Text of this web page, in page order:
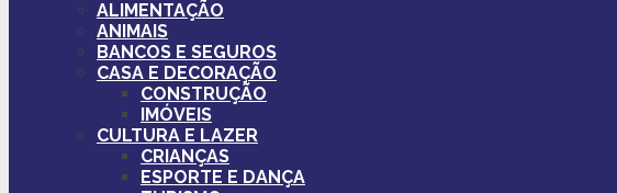
ALIMENTAÇÃO
ANIMAIS
BANCOS E SEGUROS
CASA E DECORAÇÃO
CONSTRUÇÃO
IMÓVEIS
CULTURA E LAZER
CRIANÇAS
ESPORTE E DANÇA